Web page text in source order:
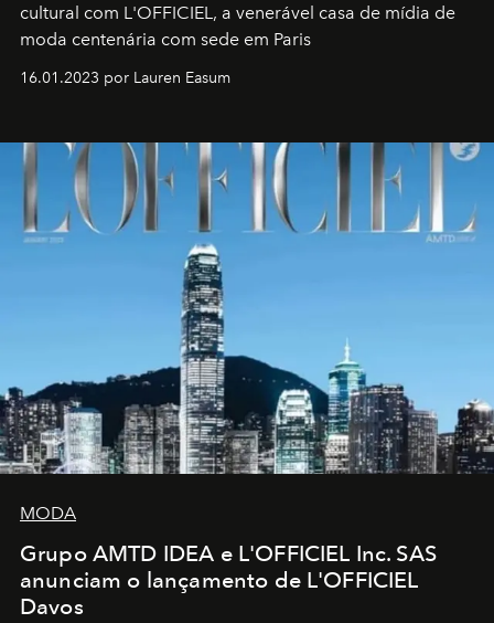
cultural com L'OFFICIEL, a venerável casa de mídia de
moda centenária com sede em Paris
16.01.2023 por Lauren Easum
MODA
Grupo AMTD IDEA e L'OFFICIEL Inc. SAS
anunciam o lançamento de L'OFFICIEL
Davos